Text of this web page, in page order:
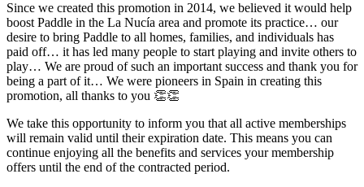
Since we created this promotion in 2014, we believed it would help
boost Paddle in the La Nucía area and promote its practice… our
desire to bring Paddle to all homes, families, and individuals has
paid off… it has led many people to start playing and invite others to
play… We are proud of such an important success and thank you for
being a part of it… We were pioneers in Spain in creating this
promotion, all thanks to you 👏👏
We take this opportunity to inform you that all active memberships
will remain valid until their expiration date. This means you can
continue enjoying all the benefits and services your membership
offers until the end of the contracted period.